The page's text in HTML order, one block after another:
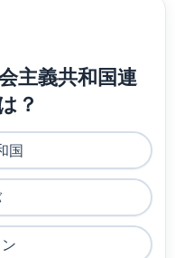
主義共和国連
？
国